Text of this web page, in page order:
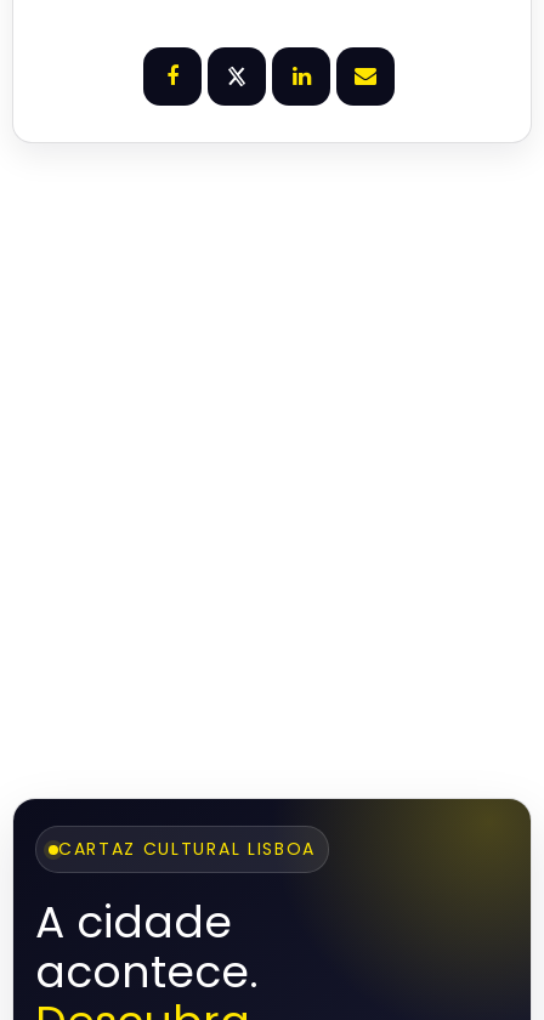
CARTAZ CULTURAL LISBOA
A cidade
acontece.